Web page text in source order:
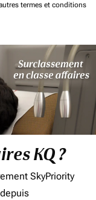
termes et conditions
KQ ?
SkyPriority